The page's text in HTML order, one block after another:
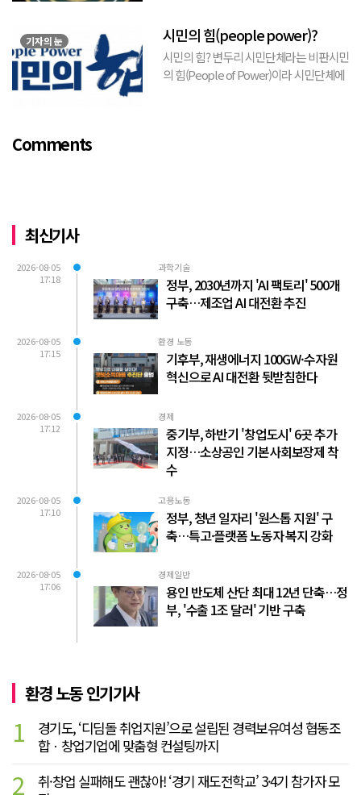
로축구 2부리그에 대해...
기자의 눈 시민의 힘(people power)?
시민의 힘? 변두리 시민단체라는 비판시민
의 힘(People of Power)이라 시민단체에
Comments
최신기사
2026-08-05
17:18
과학기술
정부, 2030년까지 'AI 팩토리' 500개
구축…제조업 AI 대전환 추진
2026-08-05
17:15
환경 노동
기후부, 재생에너지 100GW·수자원
혁신으로 AI 대전환 뒷받침한다
2026-08-05
17:12
경제
중기부, 하반기 '창업도시' 6곳 추가
지정…소상공인 기본사회보장제 착
수
2026-08-05
17:10
고용노동
정부, 청년 일자리 '원스톱 지원' 구
축…특고·플랫폼 노동자 복지 강화
2026-08-05
17:06
경제일반
용인 반도체 산단 최대 12년 단축…정
부, '수출 1조 달러' 기반 구축
환경 노동 인기기사
1
경기도, ‘디딤돌 취업지원’으로 설립된 경력보유여성 협동조
합ㆍ창업기업에 맞춤형 컨설팅까지
2
취·창업 실패해도 괜찮아! ‘경기 재도전학교’ 3·4기 참가자 모